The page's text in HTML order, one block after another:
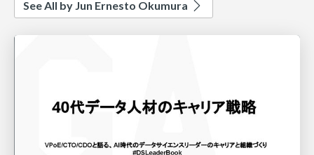
See All by Jun Ernesto Okumura